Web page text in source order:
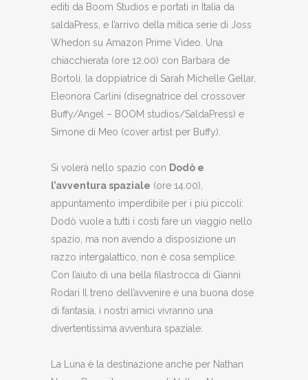
editi da Boom Studios e portati in Italia da
saldaPress, e l’arrivo della mitica serie di Joss
Whedon su Amazon Prime Video. Una
chiacchierata (ore 12.00) con Barbara de
Bortoli, la doppiatrice di Sarah Michelle Gellar,
Eleonora Carlini (disegnatrice del crossover
Buffy/Angel – BOOM studios/SaldaPress) e
Simone di Meo (cover artist per Buffy).
Si volerà nello spazio con Dodò e
l’avventura spaziale (ore 14.00),
appuntamento imperdibile per i più piccoli:
Dodò vuole a tutti i costi fare un viaggio nello
spazio, ma non avendo a disposizione un
razzo intergalattico, non è cosa semplice.
Con l’aiuto di una bella filastrocca di Gianni
Rodari Il treno dell’avvenire e una buona dose
di fantasia, i nostri amici vivranno una
divertentissima avventura spaziale.
La Luna è la destinazione anche per Nathan